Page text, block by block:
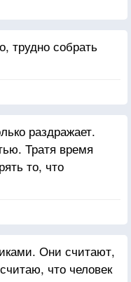
трудно собрать
раздражает.
Тратя время
то, что
Они считают,
что человек